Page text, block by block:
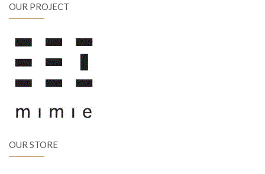
OUR PROJECT
OUR STORE